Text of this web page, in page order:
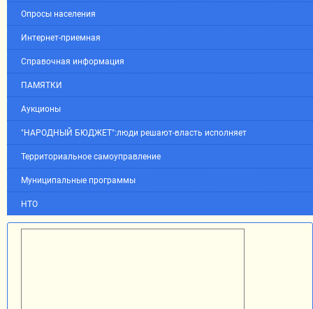
Опросы населения
Интернет-приемная
Справочная информация
ПАМЯТКИ
Аукционы
"НАРОДНЫЙ БЮДЖЕТ":люди решают-власть исполняет
Территориальное самоуправление
Муниципальные программы
НТО